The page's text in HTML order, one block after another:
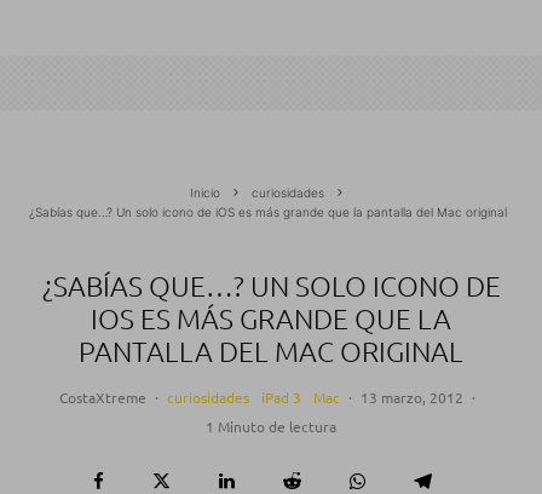
Inicio
curiosidades
¿Sabías que…? Un solo icono de iOS es más grande que la pantalla del Mac original
¿SABÍAS QUE…? UN SOLO ICONO DE
IOS ES MÁS GRANDE QUE LA
PANTALLA DEL MAC ORIGINAL
CostaXtreme · curiosidades iPad 3 Mac · 13 marzo, 2012 ·
1 Minuto de lectura